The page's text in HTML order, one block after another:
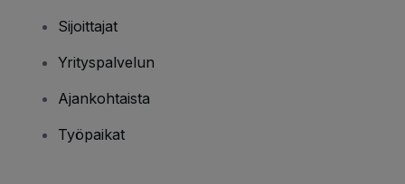
Sijoittajat
Yrityspalvelun
Ajankohtaista
Työpaikat